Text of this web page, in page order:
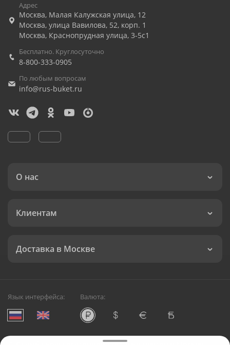
Адрес
Москва, Малая Калужская улица, 12
Москва, улица Вавилова, 52, корп. 1
Москва, Краснопрудная улица, 3-5с1
Бесплатно. Круглосуточно
8-800-333-0905
По любым вопросам
info@rus-buket.ru
О нас
Клиентам
Доставка в Москве
Язык интерфейса: Валюта: